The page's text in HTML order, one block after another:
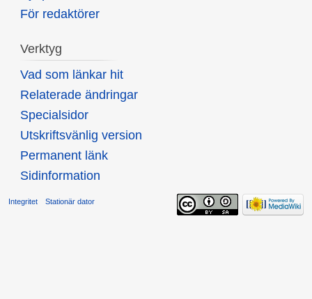
För redaktörer
Verktyg
Vad som länkar hit
Relaterade ändringar
Specialsidor
Utskriftsvänlig version
Permanent länk
Sidinformation
Integritet Stationär dator